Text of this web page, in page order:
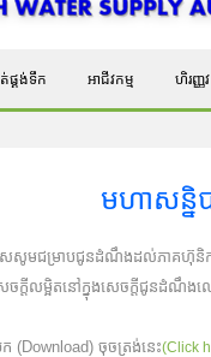
ផ្គង់ទឹក អាជីវកម្ម ហិរញ្ញវ
មហាសន្និ
យសសូមជម្រាបជូនដំណឹងដល់ភាគហ៊ុ
ចក្តីលម្អិតនៅក្នុងសេចក្តីជូនដំ
ចុចត្រង់នេះ(Click